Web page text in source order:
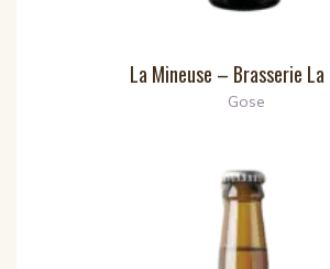
La Mineuse – Brasserie La
Gose